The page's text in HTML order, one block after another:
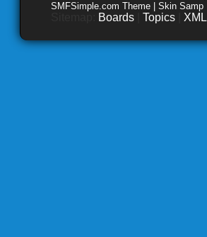
SMFSimple.com Theme | Skin Samp
Boards Topics XML